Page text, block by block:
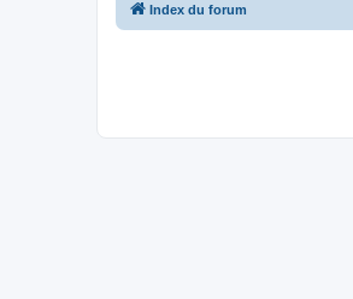
Index du forum